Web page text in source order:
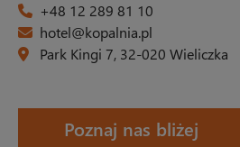
+48 12 289 81 10
hotel@kopalnia.pl
Park Kingi 7, 32-020 Wieliczka
Poznaj nas bliżej